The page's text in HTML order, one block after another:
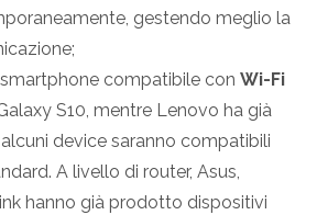
gestendo meglio la
compatibile con Wi-Fi
S10, mentre Lenovo ha già
device saranno compatibili
A livello di router, Asus,
hanno già prodotto dispositivi